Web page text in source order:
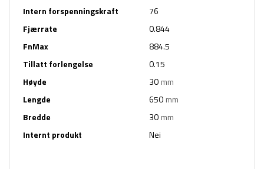
Intern forspenningskraft
76
Fjærrate
0.844
FnMax
884.5
Tillatt forlengelse
0.15
Høyde
30 mm
Lengde
650 mm
Bredde
30 mm
Internt produkt
Nei